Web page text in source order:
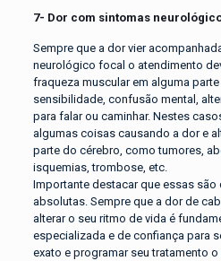
7- Dor com sintomas
Sempre que a dor vier
neurológico focal o atendimento
fraqueza muscular em alguma
sensibilidade, confusão mental,
para falar ou caminhar. Nestes
algumas coisas causando a dor e
parte do cérebro, como tumores,
isquemias, trombose, etc.
Importante destacar que essas são
absolutas. Sempre que a dor de
alterar o seu ritmo de vida é
especializada e de confiança para
exato e programar seu tratamento